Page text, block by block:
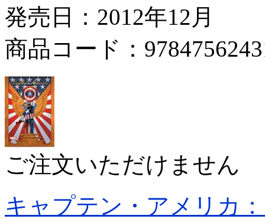
発売日：2012年12月
商品コード：
ご注文いただけません
キャプテン・アメリカ